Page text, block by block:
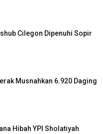
Cilegon Dipenuhi Sopir
Musnahkan 6.920 Daging
Hibah YPI Sholatiyah